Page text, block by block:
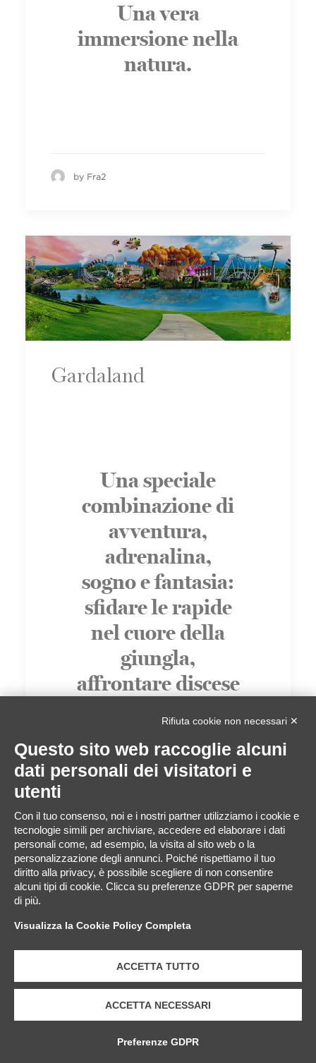
Una vera
immersione nella
natura.
by Fra2
Gardaland
Una speciale
combinazione di
avventura,
adrenalina,
sogno e fantasia:
sfidare le rapide
nel cuore della
giungla,
affrontare discese
convoglio artico
di Mammut e
sognare ad occhi
aperti in Fantasy
Kingdom e in
tutte le aree
divertimento è
assicurato per
tutti, anche ai più
piccini!
Rifiuta cookie non necessari ✕
Questo sito web raccoglie alcuni
dati personali dei visitatori e
utenti
Con il tuo consenso, noi e i nostri partner utilizziamo i cookie e
tecnologie simili per archiviare, accedere ed elaborare i dati
personali come, ad esempio, la visita al sito web o la
personalizzazione degli annunci. Poiché rispettiamo il tuo
diritto alla privacy, è possibile scegliere di non consentire
alcuni tipi di cookie. Clicca su preferenze GDPR per saperne
di più.
Visualizza la Cookie Policy Completa
ACCETTA TUTTO
ACCETTA NECESSARI
Preferenze GDPR